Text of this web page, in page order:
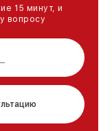
15 минут, и
вопросу